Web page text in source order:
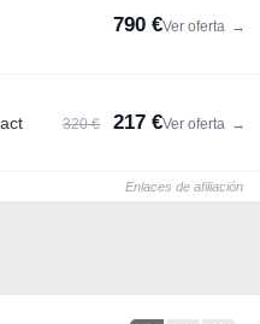
790 €Ver oferta →
320 € 217 €Ver oferta →
Enlaces de afiliación